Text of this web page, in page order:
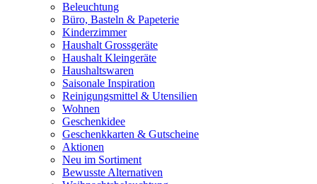
Beleuchtung
Büro, Basteln & Papeterie
Kinderzimmer
Haushalt Grossgeräte
Haushalt Kleingeräte
Haushaltswaren
Saisonale Inspiration
Reinigungsmittel & Utensilien
Wohnen
Geschenkidee
Geschenkkarten & Gutscheine
Aktionen
Neu im Sortiment
Bewusste Alternativen